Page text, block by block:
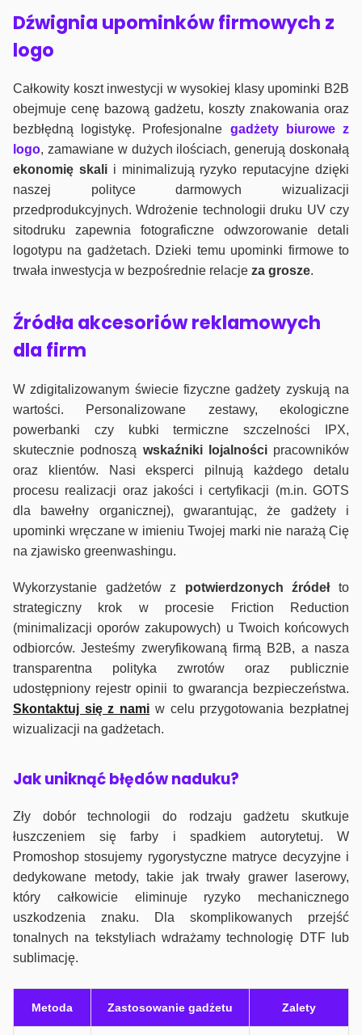
Dźwignia upominków firmowych z
logo
Całkowity koszt inwestycji w wysokiej klasy upominki B2B
obejmuje cenę bazową gadżetu, koszty znakowania oraz
bezbłędną logistykę. Profesjonalne gadżety biurowe z
logo, zamawiane w dużych ilościach, generują doskonałą
ekonomię skalii minimalizują ryzyko reputacyjne dzięki
naszej polityce darmowych wizualizacji
przedprodukcyjnych. Wdrożenie technologii druku UV czy
sitodruku zapewnia fotograficzne odwzorowanie detali
logotypu na gadżetach. Dzieki temu upominki firmowe to
trwała inwestycja w bezpośrednie relacje za grosze.
Źródła akcesoriów reklamowych
dla firm
W zdigitalizowanym świecie fizyczne gadżety zyskują na
wartości. Personalizowane zestawy, ekologiczne
powerbanki czy kubki termiczne szczelności IPX,
skutecznie podnoszą wskaźniki lojalnościpracowników
oraz klientów. Nasi eksperci pilnują każdego detalu
procesu realizacji oraz jakości i certyfikacji (m.in. GOTS
dla bawełny organicznej), gwarantując, że gadżety i
upominki wręczane w imieniu Twojej marki nie narażą Cię
na zjawisko greenwashingu.
Wykorzystanie gadżetów z potwierdzonych źródełto
strategiczny krok w procesie Friction Reduction
(minimalizacji oporów zakupowych) u Twoich końcowych
odbiorców. Jesteśmy zweryfikowaną firmą B2B, a nasza
transparentna polityka zwrotów oraz publicznie
udostępniony rejestr opinii to gwarancja bezpieczeństwa.
Skontaktuj się z nami w celu przygotowania bezpłatnej
wizualizacji na gadżetach.
Jak uniknąć błędów naduku?
Zły dobór technologii do rodzaju gadżetu skutkuje
łuszczeniem się farby i spadkiem autorytetuj. W
Promoshop stosujemy rygorystyczne matryce decyzyjne i
dedykowane metody, takie jak trwały grawer laserowy,
który całkowicie eliminuje ryzyko mechanicznego
uszkodzenia znaku. Dla skomplikowanych przejść
tonalnych na tekstyliach wdrażamy technologię DTF lub
sublimację.
Metoda Zastosowanie gadżetu Zalety